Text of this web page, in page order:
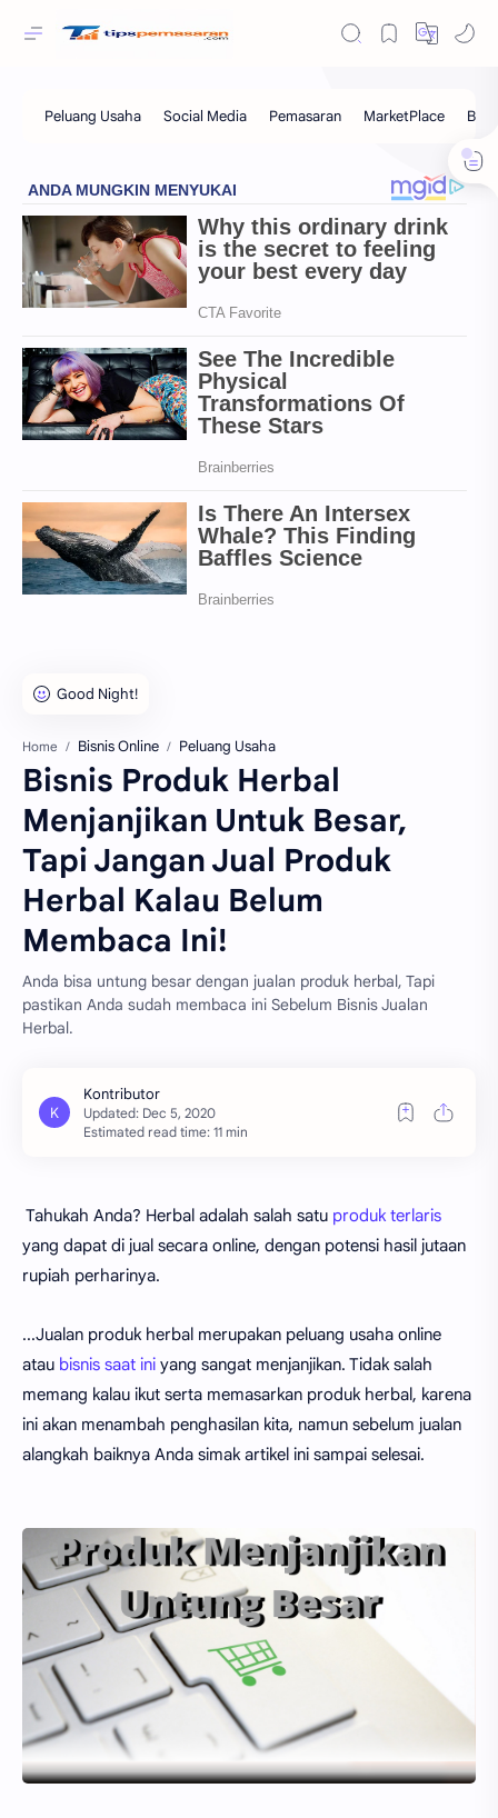
Home Bisnis Online Peluang Usaha
Bisnis Produk Herbal
Menjanjikan Untuk Besar,
Tapi Jangan Jual Produk
Herbal Kalau Belum
Membaca Ini!
Anda bisa untung besar dengan jualan produk herbal, Tapi
pastikan Anda sudah membaca ini Sebelum Bisnis Jualan
Herbal.
Estimated read time: 11 min
Tahukah Anda? Herbal adalah salah satu produk terlaris
yang dapat di jual secara online, dengan potensi hasil jutaan
rupiah perharinya.
...Jualan produk herbal merupakan peluang usaha online
atau bisnis saat ini yang sangat menjanjikan. Tidak salah
memang kalau ikut serta memasarkan produk herbal, karena
ini akan menambah penghasilan kita, namun sebelum jualan
alangkah baiknya Anda simak artikel ini sampai selesai.